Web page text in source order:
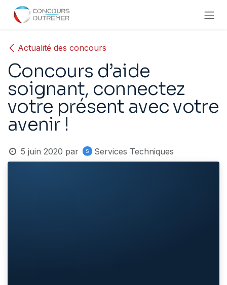
Se rendre au contenu
Actualité des concours
Concours d’aide
soignant, connectez
votre présent avec votre
avenir !
5 juin 2020 par Services Techniques